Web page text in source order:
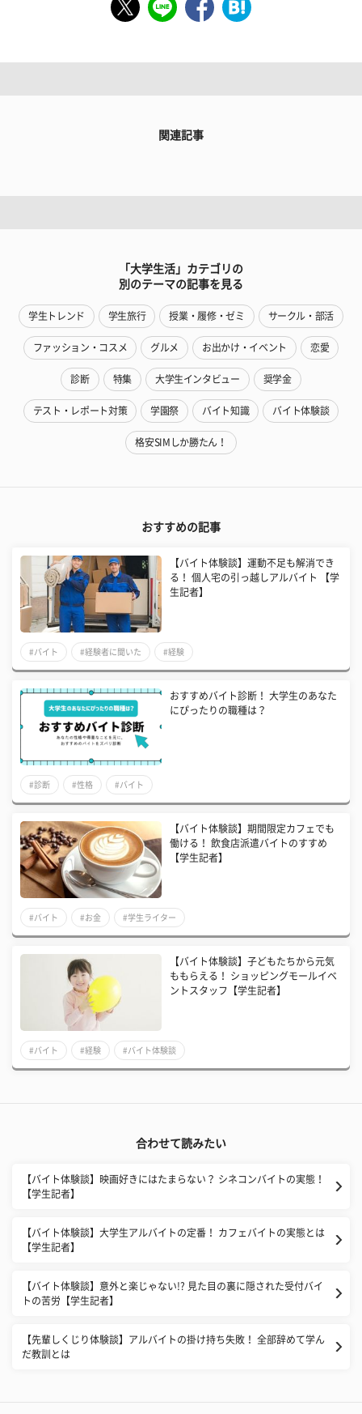
関連記事
「大学生活」カテゴリの
別のテーマの記事を見る
学生トレンド 学生旅行 授業・履修・ゼミ サークル・部活
ファッション・コスメ グルメ お出かけ・イベント 恋愛
診断 特集 大学生インタビュー 奨学金
テスト・レポート対策 学園祭 バイト知識 バイト体験談
格安SIMしか勝たん！
おすすめの記事
【バイト体験談】運動不足も解消でき
る！ 個人宅の引っ越しアルバイト 【学
生記者】
#バイト #経験者に聞いた #経験
おすすめバイト診断！ 大学生のあなた
にぴったりの職種は？
#診断 #性格 #バイト
【バイト体験談】期間限定カフェでも
働ける！ 飲食店派遣バイトのすすめ
【学生記者】
#バイト #お金 #学生ライター
【バイト体験談】子どもたちから元気
ももらえる！ ショッピングモールイベ
ントスタッフ【学生記者】
#バイト #経験 #バイト体験談
合わせて読みたい
【バイト体験談】映画好きにはたまらない？ シネコンバイトの実態！
【学生記者】
【バイト体験談】大学生アルバイトの定番！ カフェバイトの実態とは
【学生記者】
【バイト体験談】意外と楽じゃない!? 見た目の裏に隠された受付バイ
トの苦労【学生記者】
【先輩しくじり体験談】アルバイトの掛け持ち失敗！ 全部辞めて学ん
だ教訓とは